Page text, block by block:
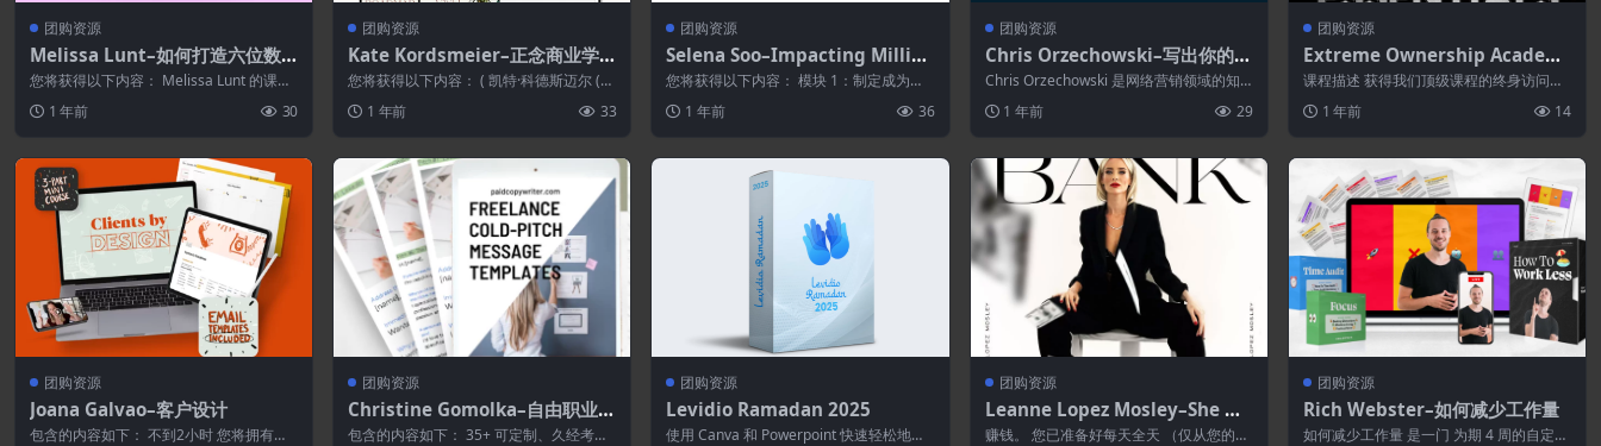
团购资源
Melissa Lunt–如何打造六位数S
howit模板商店
您将获得以下内容： Melissa Lunt 的课程“
1 年前 30
团购资源
Kate Kordsmeier–正念商业学
院
您将获得以下内容： ( 凯特·科德斯迈尔 (K
1 年前 33
团购资源
Selena Soo–Impacting Million
s 2025
您将获得以下内容： 模块 1：制定成为媒
1 年前 36
团购资源
Chris Orzechowski–写出你的财
富
Chris Orzechowski 是网络营销领域的知
1 年前 29
团购资源
Extreme Ownership Academ
y–Leadership Essentials Pack
age
课程描述 获得我们顶级课程的终身访问权
书...1 年前 14
团购资源
Joana Galvao–客户设计
包含的内容如下： 不到2小时 您将拥有一
团购资源
Christine Gomolka–自由职业模
板手册
包含的内容如下： 35+ 可定制、久经考验
团购资源
Levidio Ramadan 2025
使用 Canva 和 Powerpoint 快速轻松地创
团购资源
Leanne Lopez Mosley–She Ma
kes Bank 2.0
赚钱。 您已准备好每天全天 （仅从您的内
团购资源
Rich Webster–如何减少工作量
如何减少工作量 是一门 为期 4 周的自定进